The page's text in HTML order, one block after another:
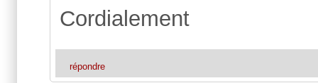
Cordialement
répondre